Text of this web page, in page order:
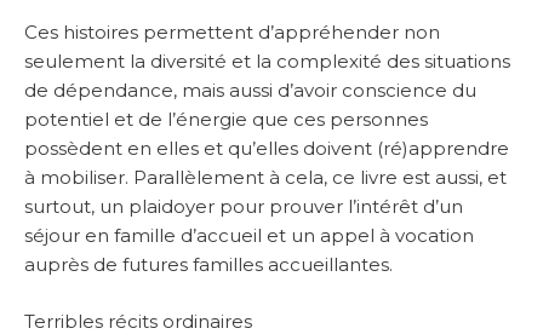
Ces histoires permettent d’appréhender non
seulement la diversité et la complexité des situations
de dépendance, mais aussi d’avoir conscience du
potentiel et de l’énergie que ces personnes
possèdent en elles et qu’elles doivent (ré)apprendre
à mobiliser. Parallèlement à cela, ce livre est aussi, et
surtout, un plaidoyer pour prouver l’intérêt d’un
séjour en famille d’accueil et un appel à vocation
auprès de futures familles accueillantes.
Terribles récits ordinaires